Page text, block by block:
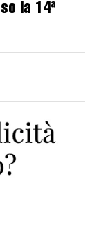
la 14ª